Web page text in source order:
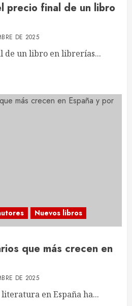
precio final de un libro
DE 2025
de un libro en librerías...
Nuevos libros
que más crecen en
DE 2025
en España ha...